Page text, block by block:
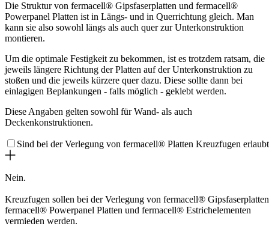
Die Struktur von fermacell® Gipsfaserplatten und fermacell®
Powerpanel Platten ist in Längs- und in Querrichtung gleich. Man
kann sie also sowohl längs als auch quer zur Unterkonstruktion
montieren.
Um die optimale Festigkeit zu bekommen, ist es trotzdem ratsam, die
jeweils längere Richtung der Platten auf der Unterkonstruktion zu
stoßen und die jeweils kürzere quer dazu. Diese sollte dann bei
einlagigen Beplankungen - falls möglich - geklebt werden.
Diese Angaben gelten sowohl für Wand- als auch
Deckenkonstruktionen.
Sind bei der Verlegung von fermacell® Platten Kreuzfugen
Nein.
Kreuzfugen sollen bei der Verlegung von fermacell®
fermacell® Powerpanel Platten und fermacell® Estrichelementen
vermieden werden.